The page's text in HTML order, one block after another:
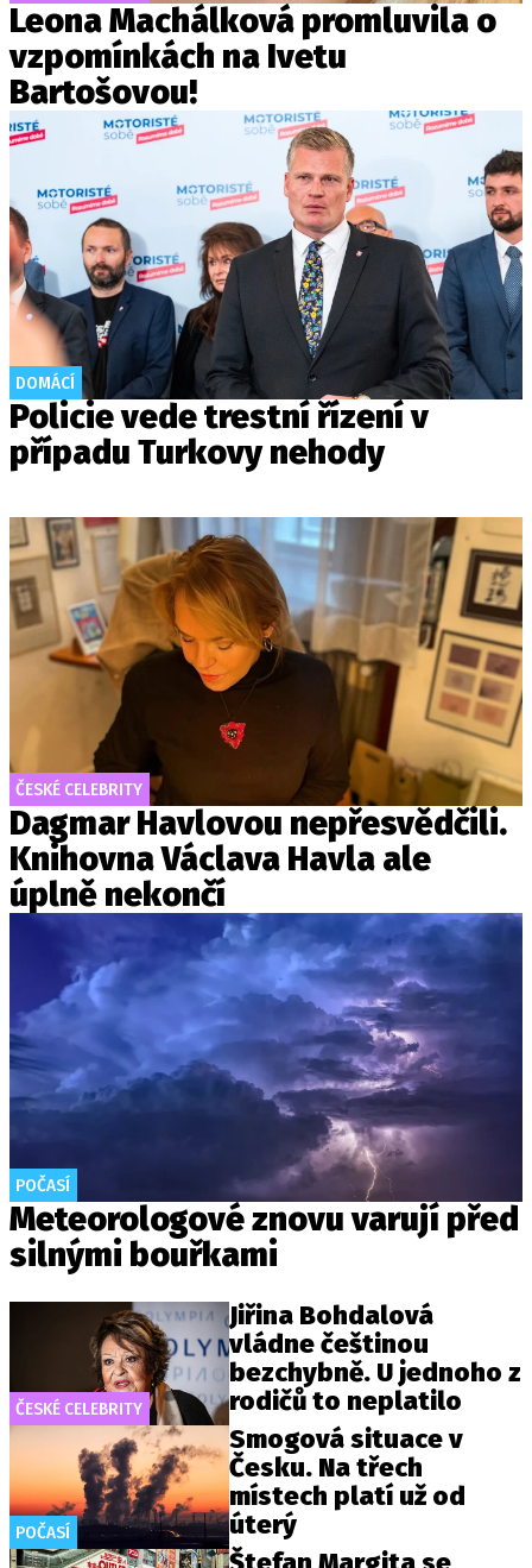
Leona Machálková promluvila o
vzpomínkách na Ivetu
Bartošovou!
DOMÁCÍ
Policie vede trestní řízení v
případu Turkovy nehody
ČESKÉ CELEBRITY
Dagmar Havlovou nepřesvědčili.
Knihovna Václava Havla ale
úplně nekončí
POČASÍ
Meteorologové znovu varují před
silnými bouřkami
ČESKÉ CELEBRITY
Jiřina Bohdalová
vládne češtinou
bezchybně. U jednoho z
rodičů to neplatilo
POČASÍ
Smogová situace v
Česku. Na třech
místech platí už od
úterý